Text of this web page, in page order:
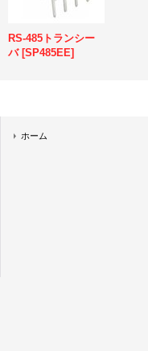
RS-485トランシー
バ [SP485EE]
ホーム